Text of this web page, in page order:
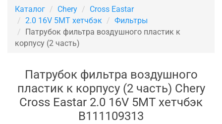
Каталог Chery
Cross Eastar
2.0 16V 5MT хетчбэк
Фильтры
Патрубок фильтра воздушного пластик к
корпусу (2 часть)
Патрубок фильтра воздушного
пластик к корпусу (2 часть) Chery
Cross Eastar 2.0 16V 5MT хетчбэк
B111109313